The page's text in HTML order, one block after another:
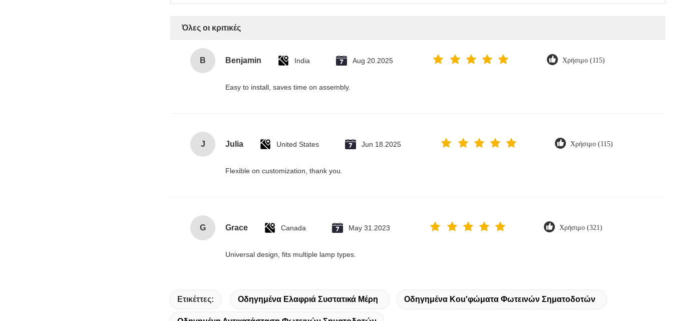
Όλες οι κριτικές
B Benjamin India Aug 20.2025 Χρήσιμο (115)
Easy to install, saves time on assembly.
J Julia United States Jun 18.2025 Χρήσιμο (115)
Flexible on customization, thank you.
G Grace Canada May 31.2023 Χρήσιμο (321)
Universal design, fits multiple lamp types.
Ετικέττες: Οδηγημένα Ελαφριά Συστατικά Μέρη Οδηγημένα Κοu'φώματα Φωτεινών Σηματοδοτών